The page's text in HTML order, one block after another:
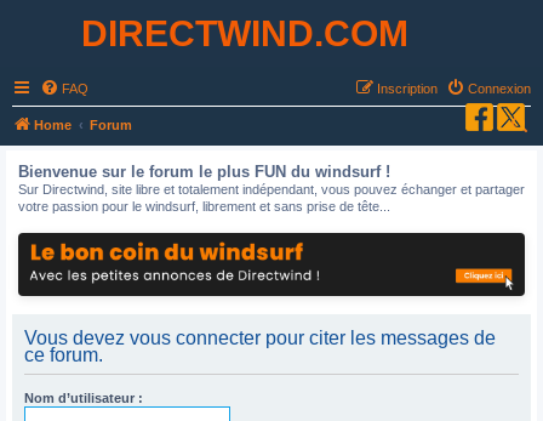
DIRECTWIND.COM
FAQ Connexion
Inscription
Home Forum
Bienvenue sur le forum le plus FUN du windsurf !
Sur Directwind, site libre et totalement indépendant, vous pouvez échanger et partager
votre passion pour le windsurf, librement et sans prise de tête...
Vous devez vous connecter pour citer les messages de
ce forum.
Nom d’utilisateur :